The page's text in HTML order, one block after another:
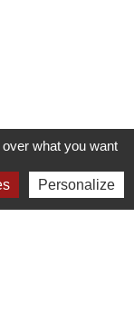
what you want
Personalize